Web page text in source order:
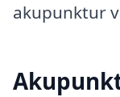
akupunktur